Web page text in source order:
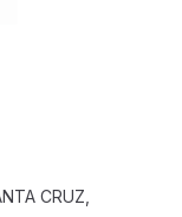
CRUZ,